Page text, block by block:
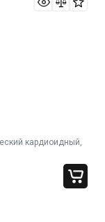
кардиоидный,